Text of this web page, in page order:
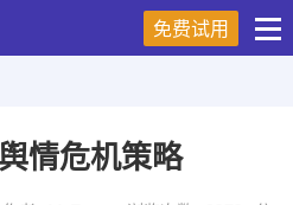
免费试用
情危机策略